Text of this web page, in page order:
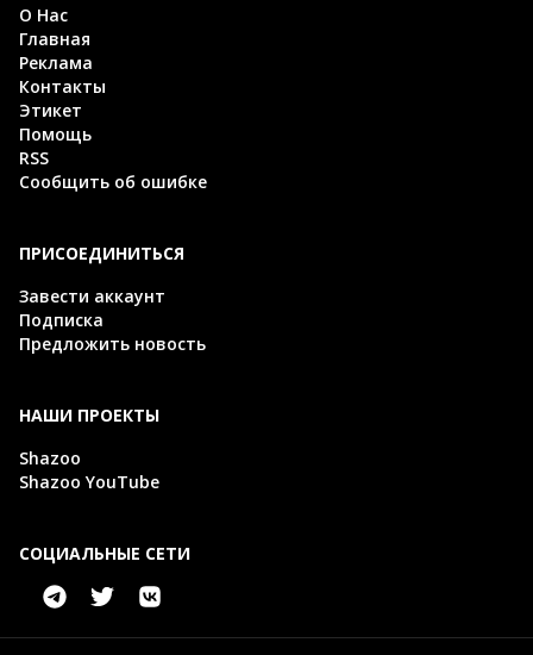
О Нас
Главная
Реклама
Контакты
Этикет
Помощь
RSS
Сообщить об ошибке
ПРИСОЕДИНИТЬСЯ
Завести аккаунт
Подписка
Предложить новость
НАШИ ПРОЕКТЫ
Shazoo
Shazoo YouTube
СОЦИАЛЬНЫЕ СЕТИ